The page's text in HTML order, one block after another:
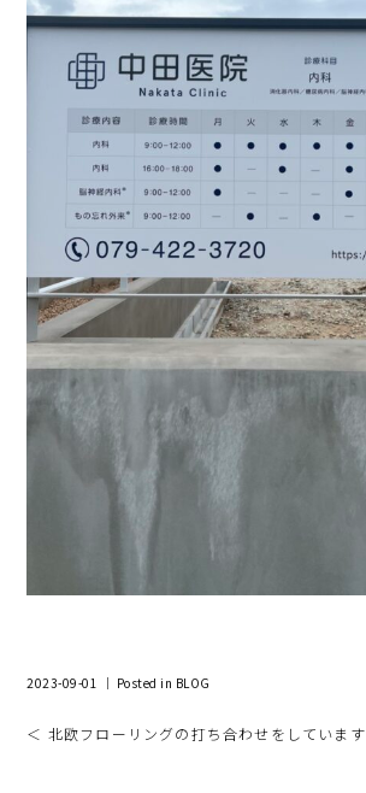
2023-09-01 ｜ Posted in BLOG
＜ 北欧フローリングの打ち合わせをしています